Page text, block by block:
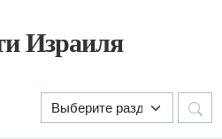
Израиля